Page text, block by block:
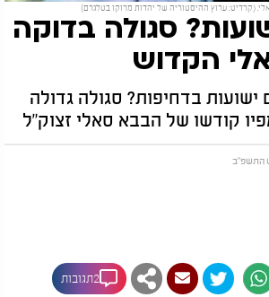
(קרדיט: ערוץ ההיסטוריה של יהדות מרוקו בטלגרם)
סגולה בדוקה
הקדוש
ישועות בדחיפות? סגולה גדולה
קודשו של הבבא סאלי זצוק"ל
2תגובות